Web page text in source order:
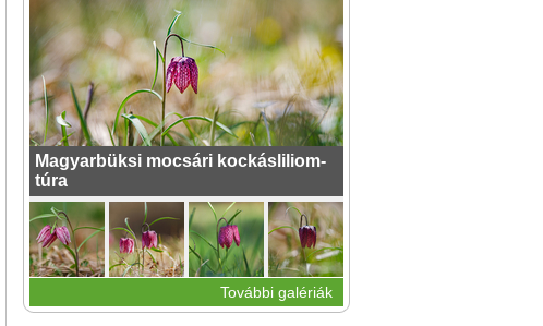
Magyarbüksi mocsári kockásliliom-
túra
További galériák